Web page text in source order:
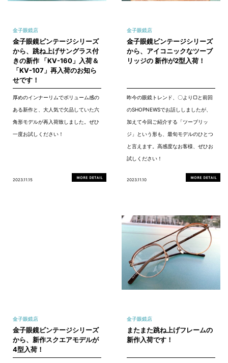
金子眼鏡店
金子眼鏡ビンテージシリーズ
から、跳ね上げサングラス付
きの新作 「KV-160」入荷＆
「KV-107」再入荷のお知ら
せです！
厚めのインナーリムでボリューム感の
ある新作と、大人気で欠品していた六
角形モデルが再入荷致しました。ぜひ
一度お試しください！
2023.11.15
金子眼鏡店
金子眼鏡ビンテージシリーズ
から、アイコニックなツーブ
リッジの 新作が2型入荷！
昨今の眼鏡トレンド、〇より▢と前回
のSHOPNEWSでお話ししましたが、
加えて今回ご紹介する「ツーブリッ
ジ」という形も、最旬モデルのひとつ
と言えます。高感度なお客様、ぜひお
試しください！
2023.11.10
金子眼鏡店
金子眼鏡ビンテージシリーズ
から、新作スクエアモデルが
4型入荷！
金子眼鏡店
またまた跳ね上げフレームの
新作入荷です！